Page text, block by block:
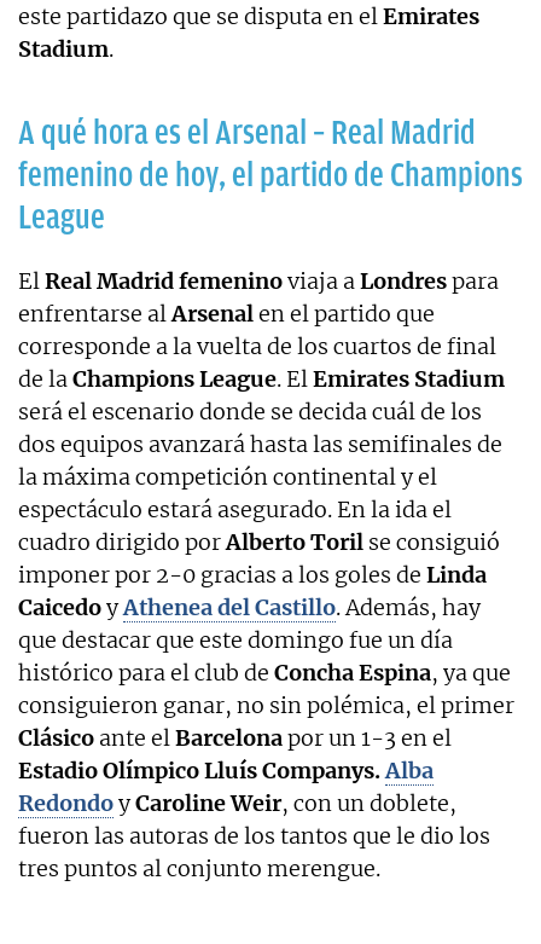
este partidazo que se disputa en elEmirates
Stadium.
A qué hora es el Arsenal – Real Madrid
femenino de hoy, el partido de Champions
League
ElReal Madrid femeninoviaja aLondrespara
enfrentarse alArsenalen el partido que
corresponde a la vuelta de los cuartos de final
de laChampions League. ElEmirates Stadium
será el escenario donde se decida cuál de los
dos equipos avanzará hasta las semifinales de
la máxima competición continental y el
espectáculo estará asegurado. En la ida el
cuadro dirigido porAlberto Toril se consiguió
imponer por 2-0 gracias a los goles de Linda
CaicedoyAthenea del Castillo. Además, hay
que destacar que este domingo fue un día
histórico para el club de Concha Espina, ya que
consiguieron ganar, no sin polémica, el primer
Clásico ante elBarcelonapor un 1-3 en el
Estadio Olímpico Lluís Companys.Alba
RedondoyCaroline Weir, con un doblete,
fueron las autoras de los tantos que le dio los
tres puntos al conjunto merengue.